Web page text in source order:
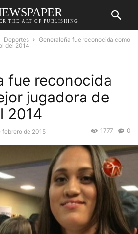
THE ART OF PUBLISHING
Deportes
Generaleña fue reconocida como
del 2014
fue reconocida
jugadora de
2014
febrero de 2015 0
1777